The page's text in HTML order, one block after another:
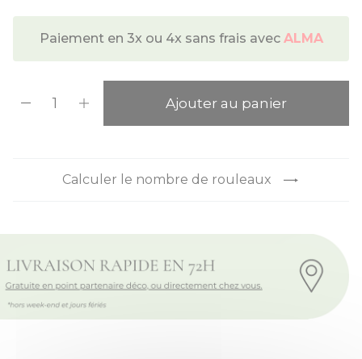
Paiement en 3x ou 4x sans frais avec ALMA
Ajouter au panier
Calculer le nombre de rouleaux